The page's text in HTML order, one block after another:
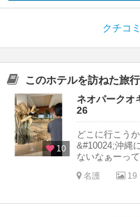
クチコ
このホテルを訪ねた旅行
10
ネオパーク
26
どこに行こう
&#10024;沖縄
ないなぁーっ
名護 19